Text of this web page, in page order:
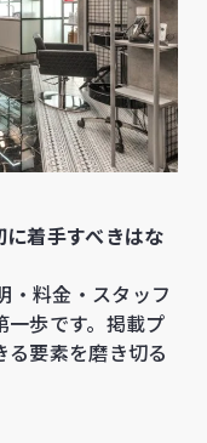
着手すべきはな
・料金・スタッフ
歩です。掲載プ
要素を磨き切る